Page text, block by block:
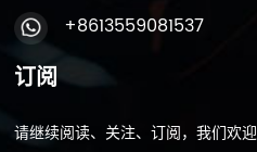
+8613559081537
订阅
请继续阅读、关注、订阅，我们欢